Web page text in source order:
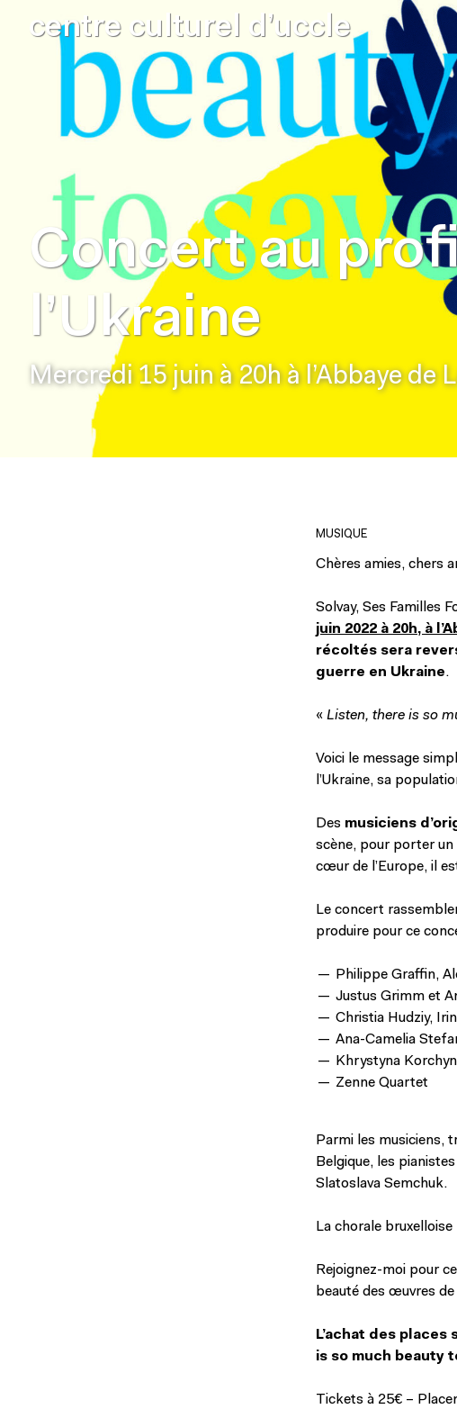
centre culturel d’uccle
Concert au
l’Ukraine
Mercredi 15 juin à 20h à l’Abbaye de
MUSIQUE
Chères amies, chers
Solvay, Ses Familles
juin 2022 à 20h, à
récoltés sera
guerre en Ukraine.
« Listen, there is so
Voici le message
l’Ukraine, sa
Des musiciens
scène, pour porter un
cœur de l’Europe, il
Le concert
produire pour ce
Philippe Graffin,
Justus Grimm et
Christia Hudziy,
Ana-Camelia
Khrystyna
Zenne Quartet
Parmi les musiciens,
Belgique, les
Slatoslava Semchuk.
La chorale
Rejoignez-moi pour
beauté des œuvres
L’achat des
is so much beauty
Tickets à 25€ –